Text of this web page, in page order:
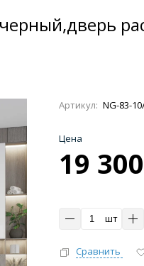
Артикул: NG-83-
Цена
19
шт
Сравнить